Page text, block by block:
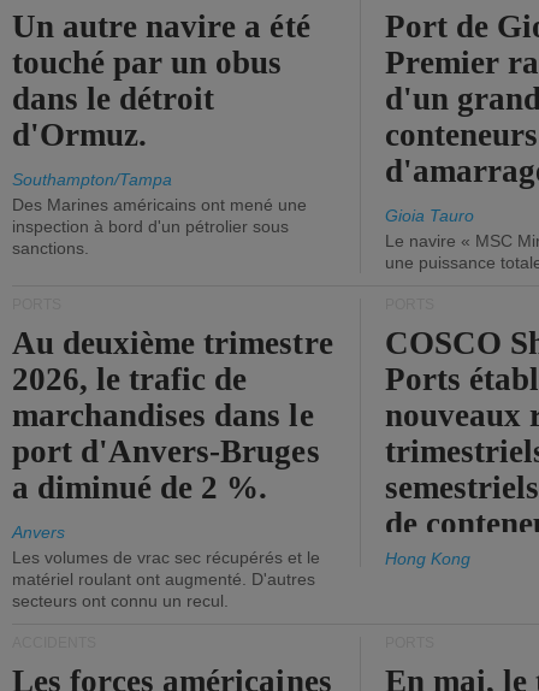
Un autre navire a été
touché par un obus
dans le détroit
d'Ormuz.
Southampton/Tampa
Des Marines américains ont mené une
inspection à bord d'un pétrolier sous
sanctions.
Port de
Premier
d'un
Gioia Tauro
Le navire « MSC
une puissance
Au deuxième trimestre
2026, le trafic de
marchandises dans le
port d'Anvers-Bruges
a diminué de 2 %.
Anvers
Les volumes de vrac sec récupérés et le
matériel roulant ont augmenté. D'autres
secteurs ont connu un recul.
COSCO
Ports
nouveaux
de
Hong Kong
Les forces américaines
En mai, le